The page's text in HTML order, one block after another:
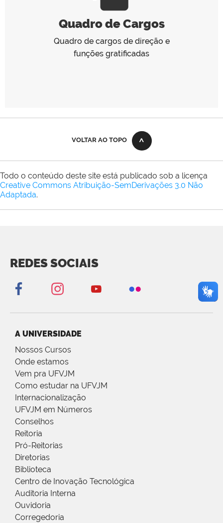
Quadro de Cargos
Quadro de cargos de direção e
funções gratificadas
VOLTAR AO TOPO
Todo o conteúdo deste site está publicado sob a licença
Creative Commons Atribuição-SemDerivações 3.0 Não
Adaptada.
REDES SOCIAIS
A UNIVERSIDADE
Nossos Cursos
Onde estamos
Vem pra UFVJM
Como estudar na UFVJM
Internacionalização
UFVJM em Números
Conselhos
Reitoria
Pró-Reitorias
Diretorias
Biblioteca
Centro de Inovação Tecnológica
Auditoria Interna
Ouvidoria
Corregedoria